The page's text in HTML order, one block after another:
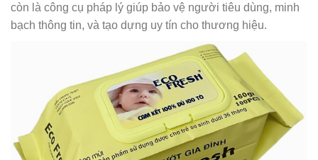
còn là công cụ pháp lý giúp bảo vệ người tiêu dùng, minh
bạch thông tin, và tạo dựng uy tín cho thương hiệu.